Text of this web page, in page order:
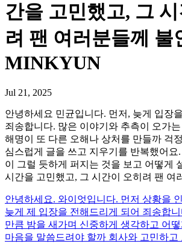
간을 고민했고, 그
려 팬 여러분들께 불
MINKYUN
Jul 21, 2025
안녕하세요 민균입니다. 먼저, 늦게 입장
죄송합니다. 많은 이야기와 추측이 오가
해명이 또 다른 오해나 상처를 만들까 걱
심스럽게 글을 쓰고 지우기를 반복했어요
이 그럴 듯하게 퍼지는 것을 보고 어떻게
시간을 고민했고, 그 시간이 오히려 팬 여
안녕하세요. 와이엇입니다. 먼저 상황을
늦게 제 입장을 전해드리게 되어 죄송합
만큼 밤을 새가며 신중하게 생각하고 어
마음을 말씀드려야 할까 회사와 고민하고